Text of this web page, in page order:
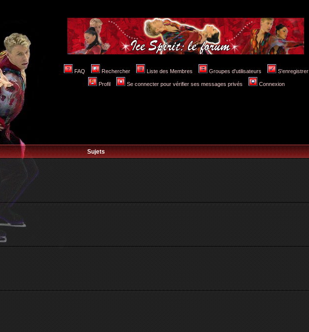
FAQ Rechercher Liste des Membres Groupes d'utilisateurs S'enregistrer
Profil Se connecter pour vérifier ses messages privés Connexion
Sujets